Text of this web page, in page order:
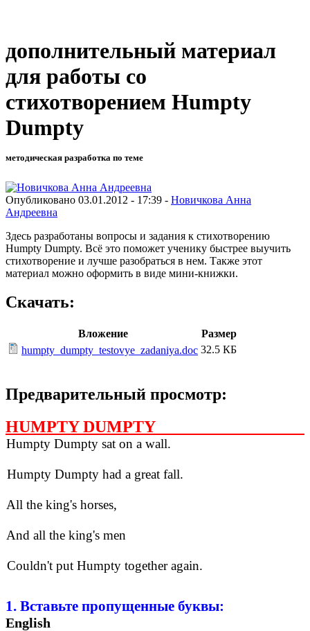
дополнительный материал
для работы со
стихотворением Humpty
Dumpty
методическая разработка по теме
Опубликовано 03.01.2012 - 17:39 - Новичкова Анна
Андреевна
Здесь разработаны вопросы и задания к стихотворению
Humpty Dumpty. Всё это поможет ученику быстрее выучить
стихотворение и лучше разобраться в нем. Также этот
материал можно оформить в виде мини-книжки.
Скачать:
Вложение
Размер
humpty_dumpty_testovye_zadaniya.doc 32.5 КБ
Предварительный просмотр:
HUMPTY DUMPTY
Humpty Dumpty sat on a wall.
Humpty Dumpty had a great fall.
All the king's horses,
And all the king's men
Couldn't put Humpty together again.
1. Вставьте пропущенные буквы:
English